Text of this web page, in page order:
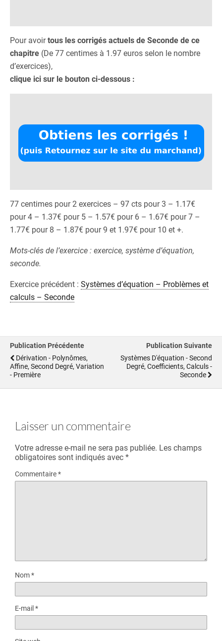
Pour avoirtous les corrigés actuels de Seconde de ce
chapitre (De 77 centimes à 1.97 euros selon le nombre
d’exercices),
clique ici sur le bouton ci-dessous :
77 centimes pour 2 exercices – 97 cts pour 3 – 1.17€
pour 4 – 1.37€ pour 5 – 1.57€ pour 6 – 1.67€ pour 7 –
1.77€ pour 8 – 1.87€ pour 9 et 1.97€ pour 10 et +.
Mots-clés de l’exercice : exercice, système d’équation,
seconde.
Exercice précédent : Systèmes d’équation – Problèmes et
calculs – Seconde
Publication Précédente
Dérivation - Polynômes,
Affine, Second Degré, Variation
- Première
Publication Suivante
Systèmes D'équation - Second
Degré, Coefficients, Calculs -
Seconde
Laisser un commentaire
Votre adresse e-mail ne sera pas publiée. Les champs
obligatoires sont indiqués avec *
Commentaire*
Nom*
E-mail *